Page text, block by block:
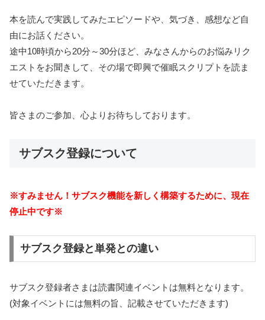
本を読んで実践してみたエピソードや、気づき、感想など自
由にお話ください。
途中10時頃から20分～30分ほど、みなさんからのお悩みリク
エストをお聞きして、その場で即興で催眠スクリプトを読ま
せていただきます。
皆さまのご参加、心よりお待ちしております。
サブスク登録について
※すみません！サブスク機能を新しく構築するために、現在
停止中です※
サブスク登録と単発との違い
サブスク登録者さまは読書関連イベントは無料となります。
(対象イベントには無料の旨、記載させていただきます)